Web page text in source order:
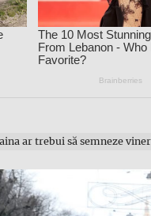
ar trebui să semneze